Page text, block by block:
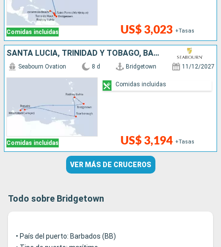
Comidas incluidas US$ 3,023 +Tasas
SANTA LUCIA, TRINIDAD Y TOBAGO, BARBADOS
Comidas incluidas
Seabourn Ovation 8 d Bridgetown 11/12/2027
US$ 3,194 +Tasas
Comidas incluidas
VER MÁS DE CRUCEROS
Todo sobre Bridgetown
• País del puerto: Barbados (BB)